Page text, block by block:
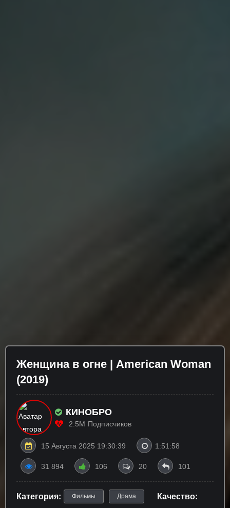
Женщина в огне | American Woman
(2019)
КИНОБРО
2.5M Подписчиков
15 Августа 2025 19:30:39 1:51:58
31 894 106 20 101
Категория: Фильмы Драма Качество: